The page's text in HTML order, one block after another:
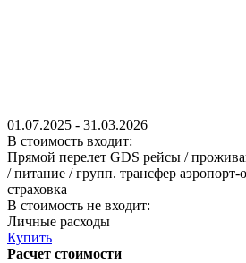
01.07.2025 - 31.03.2026
В стоимость входит:
Прямой перелет GDS рейсы /
/ питание / групп. трансфер аэропорт-
страховка
В стоимость не входит:
Личные расходы
Купить
Расчет стоимости